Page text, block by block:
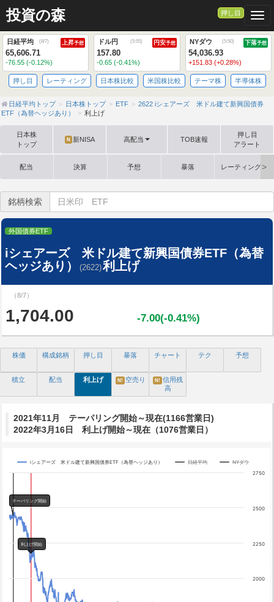
投資の森 押し目
日経平均 (8/7) 上昇予想
65,606.71
-76.55 (-0.12%)
ドル円 (5:55) 円安予想
157.80
-0.65 (-0.41%)
NYダウ (5:50) 下落予想
54,036.93
+151.83 (+0.28%)
押し目 レーティング 日本株比較 米国株比較 テーマ株 半導体株
日経平均トップ 日本株トップ ETF
2622 iシェアーズ 米ドル建て新興国債券
ETF（為替ヘッジあり）
利上げ
日本株
トップ
N 新NISA 高配当 TOB速報
押し目
アラート
配当 決算 予想 暴落 レーティング格
銘柄検索
外国債券ETF
iシェアーズ 米ドル建て新興国債券ETF（為替
ヘッジあり）
(2622)利上げ
（8/7）
1,704.00 -7.00(-0.41%)
株価 構成銘柄 押し目 暴落 チャート テク 予想
積立 配当 利上げ N! 空売り N! 信用残
高
2021年11月 テーパリング開始～現在(1166営業日)
2022年3月16日 利上げ開始～現在（1076営業日）
Chart
The chart has 1 X axis displaying categories.
The chart has 4 Y axes displaying yA0, yA1, yA2, and yA3.
Chart annotations summary
テーパリング開始
利上げ開始
テーパリング開始
利上げ開始
iシェアーズ 米ドル建て新興国債券ETF（為替ヘッジあり） 日経平均 NYダウ
2000
2250
2500
2750